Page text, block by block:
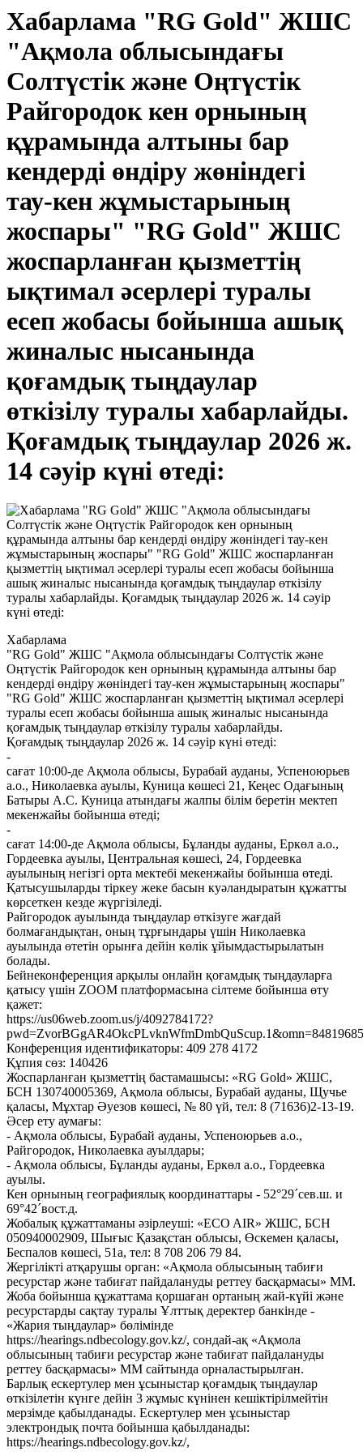
Хабарлама "RG Gold" ЖШС
"Ақмола облысындағы
Солтүстік және Оңтүстік
Райгородок кен орнының
құрамында алтыны бар
кендерді өндіру жөніндегі
тау-кен жұмыстарының
жоспары" "RG Gold" ЖШС
жоспарланған қызметтің
ықтимал әсерлері туралы
есеп жобасы бойынша ашық
жиналыс нысанында
қоғамдық тыңдаулар
өткізілу туралы хабарлайды.
Қоғамдық тыңдаулар 2026 ж.
14 сәуір күні өтеді:
Хабарлама
"RG Gold" ЖШС "Ақмола облысындағы Солтүстік және
Оңтүстік Райгородок кен орнының құрамында алтыны бар
кендерді өндіру жөніндегі тау-кен жұмыстарының жоспары"
"RG Gold" ЖШС жоспарланған қызметтің ықтимал әсерлері
туралы есеп жобасы бойынша ашық жиналыс нысанында
қоғамдық тыңдаулар өткізілу туралы хабарлайды.
Қоғамдық тыңдаулар 2026 ж. 14 сәуір күні өтеді:
-
сағат 10:00-де Ақмола облысы, Бурабай ауданы, Успеноюрьев
а.о., Николаевка ауылы, Куница көшесі 21, Кеңес Одағының
Батыры А.С. Куница атындағы жалпы білім беретін мектеп
мекенжайы бойынша өтеді;
-
сағат 14:00-де Ақмола облысы, Бұланды ауданы, Еркөл а.о.,
Гордеевка ауылы, Центральная көшесі, 24, Гордеевка
ауылының негізгі орта мектебі мекенжайы бойынша өтеді.
Қатысушыларды тіркеу жеке басын куәландыратын құжатты
көрсеткен кезде жүргізіледі.
Райгородок ауылында тыңдаулар өткізуге жағдай
болмағандықтан, оның тұрғындары үшін Николаевка
ауылында өтетін орынға дейін көлік ұйымдастырылатын
болады.
Бейнеконференция арқылы онлайн қоғамдық тыңдауларға
қатысу үшін ZOOM платформасына сілтеме бойынша өту
қажет:
https://us06web.zoom.us/j/4092784172?
Конференция идентификаторы: 409 278 4172
Құпия сөз: 140426
Жоспарланған қызметтің бастамашысы: «RG Gold» ЖШС,
БСН 130740005369, Ақмола облысы, Бурабай ауданы, Щучье
қаласы, Мұхтар Әуезов көшесі, № 80 үй, тел: 8 (71636)2-13-19.
Әсер ету аумағы:
- Ақмола облысы, Бурабай ауданы, Успеноюрьев а.о.,
Райгородок, Николаевка ауылдары;
- Ақмола облысы, Бұланды ауданы, Еркөл а.о., Гордеевка
ауылы.
Кен орнының географиялық координаттары - 52°29´сев.ш. и
69°42´вост.д.
Жобалық құжаттаманы әзірлеуші: «ECO AIR» ЖШС, БСН
050940002909, Шығыс Қазақстан облысы, Өскемен қаласы,
Беспалов көшесі, 51а, тел: 8 708 206 79 84.
Жергілікті атқарушы орган: «Ақмола облысының табиғи
ресурстар және табиғат пайдалануды реттеу басқармасы» ММ.
Жоба бойынша құжаттама қоршаған ортаның жай-күйі және
ресурстарды сақтау туралы Ұлттық деректер банкінде -
«Жария тыңдаулар» бөлімінде
https://hearings.ndbecology.gov.kz/, сондай-ақ «Ақмола
облысының табиғи ресурстар және табиғат пайдалануды
реттеу басқармасы» ММ сайтында орналастырылған.
Барлық ескертулер мен ұсыныстар қоғамдық тыңдаулар
өткізілетін күнге дейін 3 жұмыс күнінен кешіктірілмейтін
мерзімде қабылданады. Ескертулер мен ұсыныстар
электрондық почта бойынша қабылданады:
https://hearings.ndbecology.gov.kz/,